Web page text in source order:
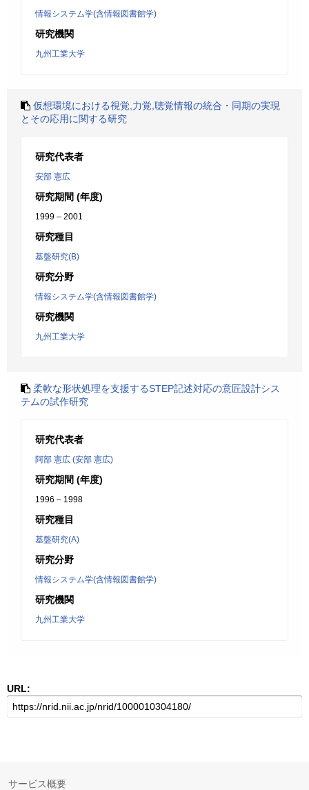
情報システム学(含情報図書館学)
研究機関
九州工業大学
仮想環境における視覚,力覚,聴覚情報の統合・同期の実現
とその応用に関する研究
研究代表者
安部 憲広
研究期間 (年度)
1999 – 2001
研究種目
基盤研究(B)
研究分野
情報システム学(含情報図書館学)
研究機関
九州工業大学
柔軟な形状処理を支援するSTEP記述対応の意匠設計シス
テムの試作研究
研究代表者
阿部 憲広 (安部 憲広)
研究期間 (年度)
1996 – 1998
研究種目
基盤研究(A)
研究分野
情報システム学(含情報図書館学)
研究機関
九州工業大学
URL:
サービス概要